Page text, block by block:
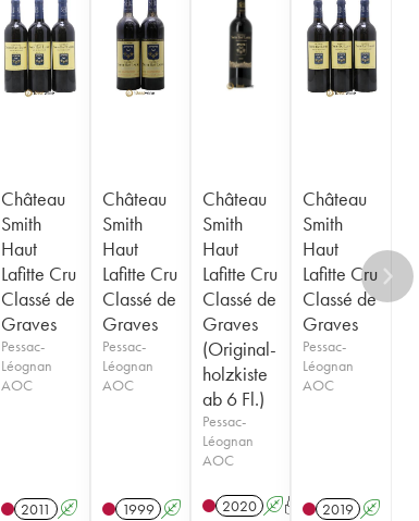
Château
Smith
Haut
Lafitte Cru
Classé de
Graves
Pessac-
Léognan
AOC
2011 A
Château
Smith
Haut
Lafitte Cru
Classé de
Graves
Pessac-
Léognan
AOC
1999 A
Château
Smith
Haut
Lafitte Cru
Classé de
Graves
(Original-
holzkiste
ab 6 Fl.)
Pessac-
Léognan
AOC
2020 AT
Château
Smith
Haut
Lafitte Cru
Classé de
Graves
Pessac-
Léognan
AOC
2019 A